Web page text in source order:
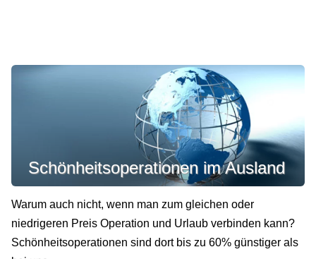
Schönheitsoperationen im Ausland
Warum auch nicht, wenn man zum gleichen oder
niedrigeren Preis Operation und Urlaub verbinden kann?
Schönheitsoperationen sind dort bis zu 60% günstiger als